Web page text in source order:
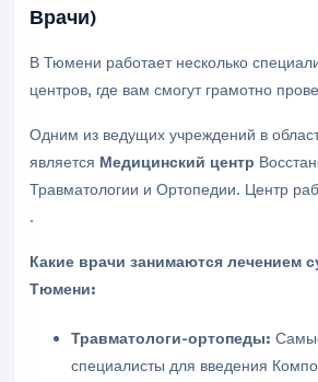
Врачи)
В Тюмени работает несколько
центров, где вам смогут грамотно
Одним из ведущих учреждений в
является Медицинский центр
Травматологии и Ортопедии. Центр
.
Какие врачи занимаются лечением
Тюмени:
Травматологи-ортопеды:
специалисты для введения